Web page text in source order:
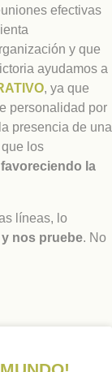
efectivas
y que
ayudamos a
, ya que
personalidad por
presencia de una
los
la
líneas, lo
nos pruebe. No